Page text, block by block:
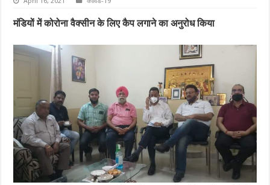
मंडियों में कोरोना वैक्सीन के लिए कैप लगाने का अनुरोध किया